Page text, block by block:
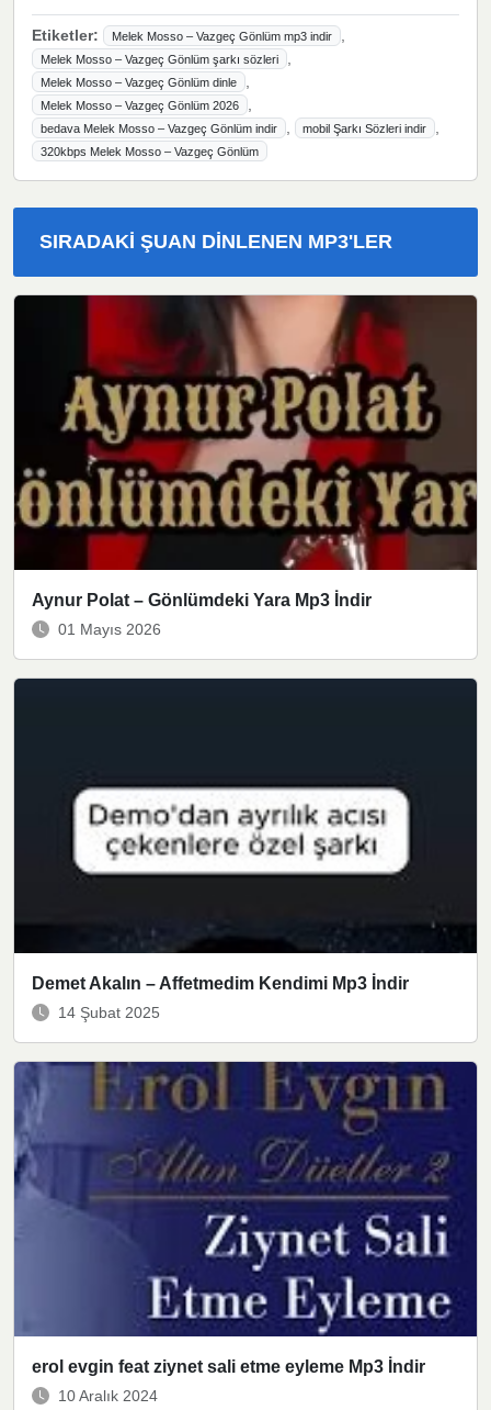
Etiketler: Melek Mosso – Vazgeç Gönlüm mp3 indir
Melek Mosso – Vazgeç Gönlüm şarkı sözleri
Melek Mosso – Vazgeç Gönlüm dinle
Melek Mosso – Vazgeç Gönlüm 2026
bedava Melek Mosso – Vazgeç Gönlüm indir mobil Şarkı Sözleri indir
320kbps Melek Mosso – Vazgeç Gönlüm
SIRADAKI ŞUAN DINLENEN MP3'LER
Aynur Polat – Gönlümdeki Yara Mp3 İndir
01 Mayıs 2026
Demet Akalın – Affetmedim Kendimi Mp3 İndir
14 Şubat 2025
erol evgin feat ziynet sali etme eyleme Mp3 İndir
10 Aralık 2024